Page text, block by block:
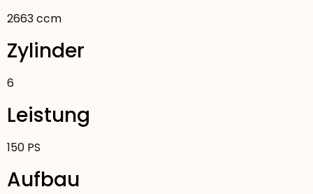
2663 ccm
Zylinder
6
Leistung
150 PS
Aufbau